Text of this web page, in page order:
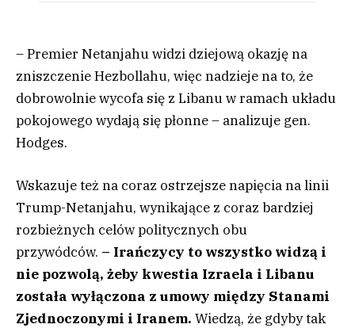
– Premier Netanjahu widzi dziejową okazję na
zniszczenie Hezbollahu, więc nadzieje na to, że
dobrowolnie wycofa się z Libanu w ramach układu
pokojowego wydają się płonne – analizuje gen.
Hodges.
Wskazuje też na coraz ostrzejsze napięcia na linii
Trump-Netanjahu, wynikające z coraz bardziej
rozbieżnych celów politycznych obu
przywódców. – Irańczycy to wszystko widzą i
nie pozwolą, żeby kwestia Izraela i Libanu
została wyłączona z umowy między Stanami
Zjednoczonymi i Iranem. Wiedzą, że gdyby tak